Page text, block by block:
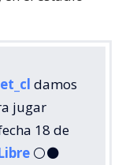
damos
jugar
18 de
⚪⚫